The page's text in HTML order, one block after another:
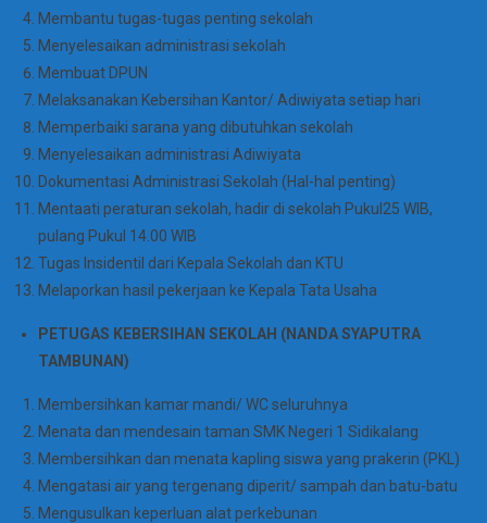
Membantu tugas-tugas penting sekolah
Menyelesaikan administrasi sekolah
Membuat DPUN
Melaksanakan Kebersihan Kantor/ Adiwiyata setiap hari
Memperbaiki sarana yang dibutuhkan sekolah
Menyelesaikan administrasi Adiwiyata
Dokumentasi Administrasi Sekolah (Hal-hal penting)
Mentaati peraturan sekolah, hadir di sekolah Pukul25 WIB,
pulang Pukul 14.00 WIB
Tugas Insidentil dari Kepala Sekolah dan KTU
Melaporkan hasil pekerjaan ke Kepala Tata Usaha
PETUGAS KEBERSIHAN SEKOLAH (NANDA SYAPUTRA
TAMBUNAN)
Membersihkan kamar mandi/ WC seluruhnya
Menata dan mendesain taman SMK Negeri 1 Sidikalang
Membersihkan dan menata kapling siswa yang prakerin (PKL)
Mengatasi air yang tergenang diperit/ sampah dan batu-batu
Mengusulkan keperluan alat perkebunan